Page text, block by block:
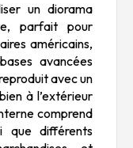
un diorama
parfait pour
américains,
avancées
avec un
à l’extérieur
comprend
que différents